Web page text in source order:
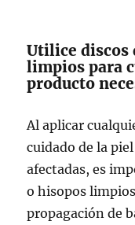
Utilice discos
limpios para
producto
Al aplicar
cuidado de la
afectadas, es
o hisopos
propagación de